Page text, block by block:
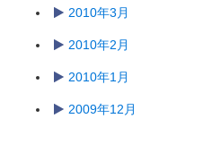
2010年3月
2010年2月
2010年1月
2009年12月